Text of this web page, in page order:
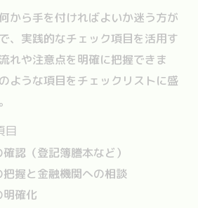
から手を付ければよいか迷う方が
、実践的なチェック項目を活用す
れや注意点を明確に把握できま
ような項目をチェックリストに盛
目
認（登記簿謄本など）
握と金融機関への相談
確化